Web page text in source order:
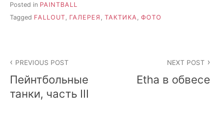
Posted in PAINTBALL
Tagged FALLOUT ГАЛЕРЕЯ ТАКТИКА ФОТО
navigation
PREVIOUS POST
Пейнтбольные
танки, часть III
NEXT POST
Etha в обвесе